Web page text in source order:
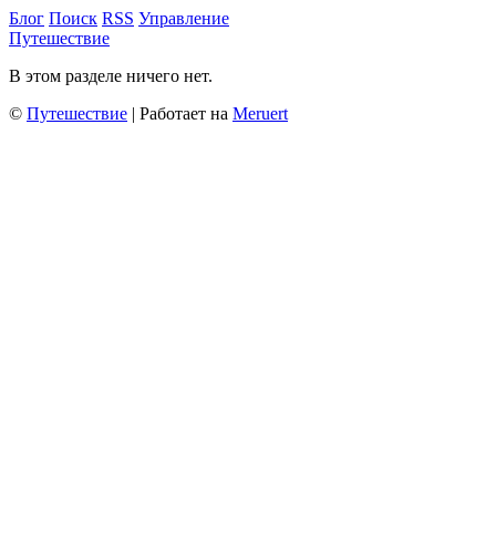
Блог Поиск RSS Управление
Путешествие
В этом разделе ничего нет.
© Путешествие | Работает на Meruert